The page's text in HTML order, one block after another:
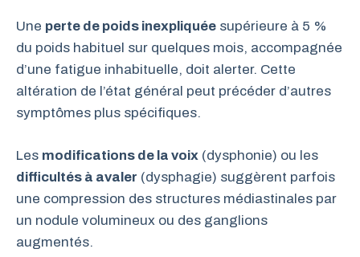
Une perte de poids inexpliquée supérieure à 5 %
du poids habituel sur quelques mois, accompagnée
d’une fatigue inhabituelle, doit alerter. Cette
altération de l’état général peut précéder d’autres
symptômes plus spécifiques.
Les modifications de la voix (dysphonie) ou les
difficultés à avaler (dysphagie) suggèrent parfois
une compression des structures médiastinales par
un nodule volumineux ou des ganglions
augmentés.